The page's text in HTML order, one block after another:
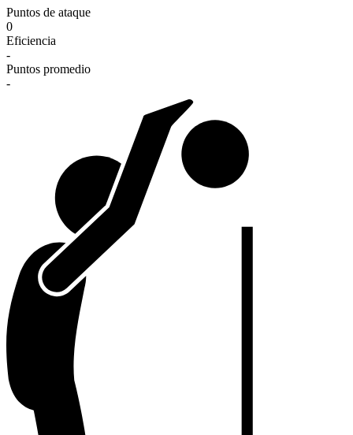
Puntos de ataque
0
Eficiencia
-
Puntos promedio
-